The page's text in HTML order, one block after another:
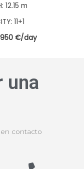
12.15 m
11+1
950 €/day
una
contacto